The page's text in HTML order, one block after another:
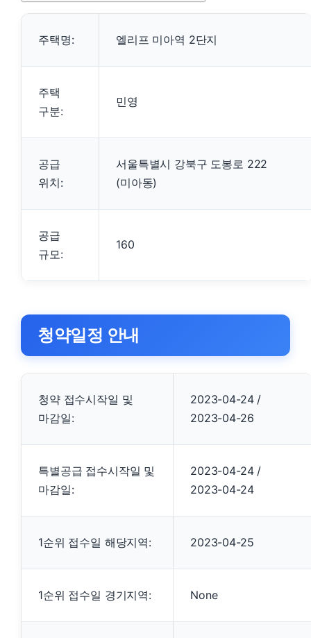
주택명: 엘리프 미아역 2단지
주택
구분:
민영
공급
위치:
서울특별시 강북구 도봉로 222
(미아동)
공급
규모:
160
청약일정 안내
청약 접수시작일 및
마감일:
2023-04-24 /
2023-04-26
특별공급 접수시작일 및
마감일:
2023-04-24 /
2023-04-24
1순위 접수일 해당지역: 2023-04-25
1순위 접수일 경기지역: None